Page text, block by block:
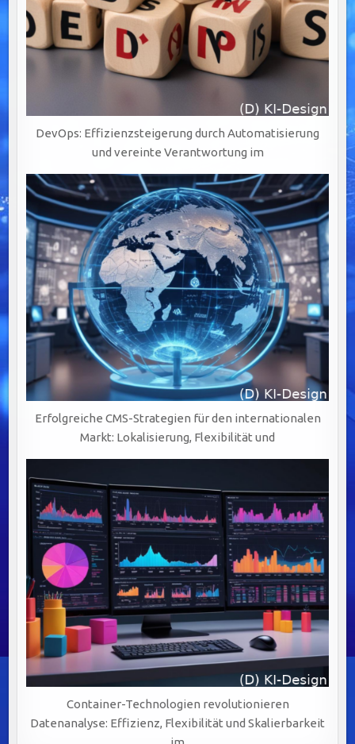
DevOps: Effizienzsteigerung durch Automatisierung
und vereinte Verantwortung im
Erfolgreiche CMS-Strategien für den internationalen
Markt: Lokalisierung, Flexibilität und
Container-Technologien revolutionieren
Datenanalyse: Effizienz, Flexibilität und Skalierbarkeit